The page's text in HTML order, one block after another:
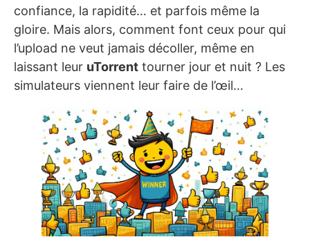
confiance, la rapidité… et parfois même la
gloire. Mais alors, comment font ceux pour qui
l’upload ne veut jamais décoller, même en
laissant leur uTorrent tourner jour et nuit ? Les
simulateurs viennent leur faire de l’œil…